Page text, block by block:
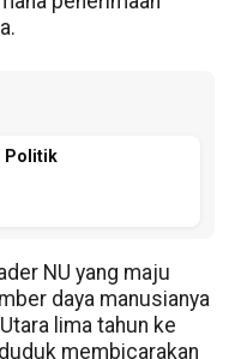
Politik
NU yang maju
daya manusianya
lima tahun ke
membicarakan